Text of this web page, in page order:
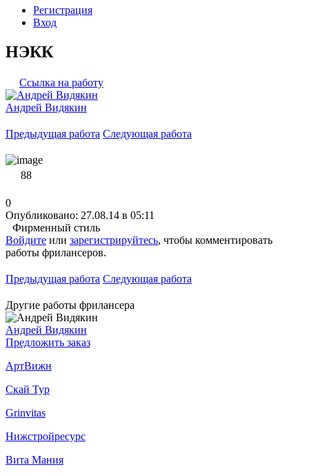
Регистрация
Вход
НЭКК
Ссылка на работу
Андрей Видякин
Предыдущая работа Следующая работа
88
0
Опубликовано: 27.08.14 в 05:11
Фирменный стиль
Войдите или зарегистрируйтесь, чтобы комментировать
работы фрилансеров.
Предыдущая работа Следующая работа
Другие работы фрилансера
Андрей Видякин
Предложить заказ
АртВижн
Скай Тур
Grinvitas
Нижстройресурс
Вита Мания